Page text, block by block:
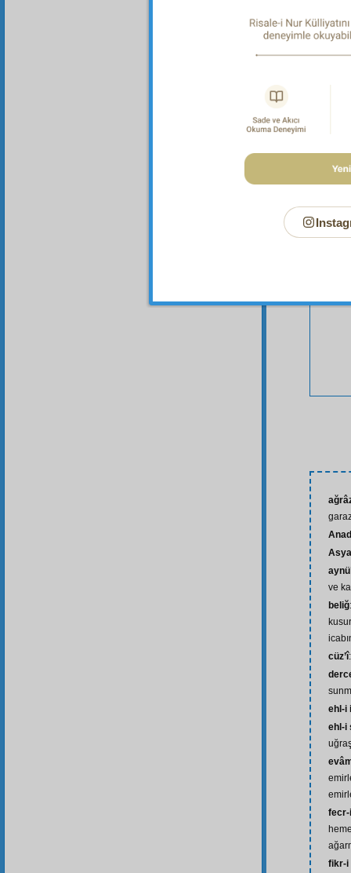
Asya
ve
beliğ
cüz’î
ehl-i
ehl-i
fecr-
fikr-i